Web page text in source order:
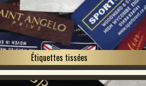
Étiquettes tissées